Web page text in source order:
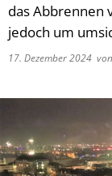
das Abbrennen
jedoch um
17. Dezember 2024 von